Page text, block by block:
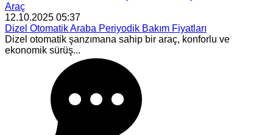
Araç
12.10.2025 05:37
Dizel Otomatik Araba Periyodik Bakım Fiyatları
Dizel otomatik şanzımana sahip bir araç, konforlu ve
ekonomik sürüş...